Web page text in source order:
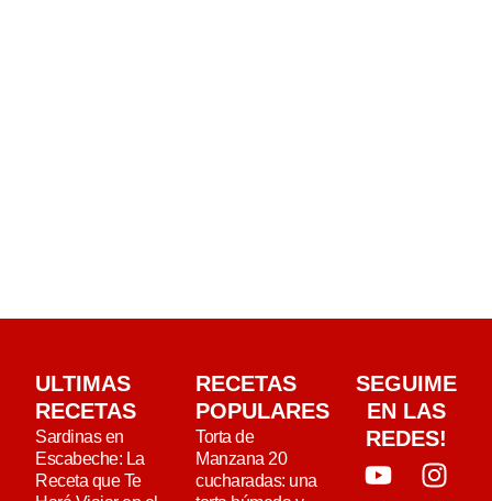
ULTIMAS
RECETAS
Sardinas en
Escabeche: La
Receta que Te
RECETAS
POPULARES
Torta de
Manzana 20
cucharadas: una
SEGUIME
EN LAS
REDES!